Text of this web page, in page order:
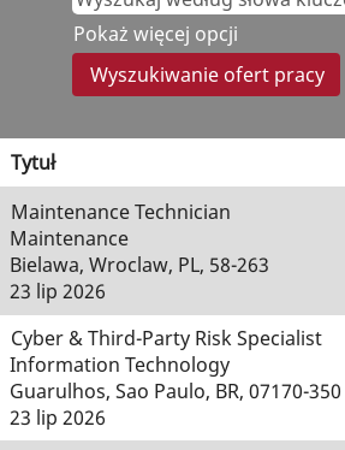
Pokaż więcej opcji
Tytuł
Maintenance Technician
Maintenance
Bielawa, Wroclaw, PL, 58-263
23 lip 2026
Cyber & Third-Party Risk Specialist
Information Technology
Guarulhos, Sao Paulo, BR, 07170-350
23 lip 2026